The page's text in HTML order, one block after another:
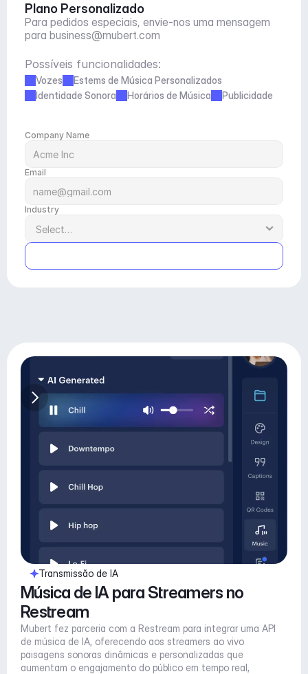
Plano Personalizado
Para pedidos especiais, envie-nos uma mensagem
para business@mubert.com
Possíveis funcionalidades:
Vozes
Estems de Música Personalizados
Identidade Sonora
Horários de Música Publicidade
Company Name
Email
Industry
Transmissão de IA
Música de IA para Streamers no
Restream
Mubert fez parceria com a Restream para integrar uma API
de música de IA, oferecendo aos streamers ao vivo
paisagens sonoras dinâmicas e personalizadas que
aumentam o engajamento do público em tempo real,